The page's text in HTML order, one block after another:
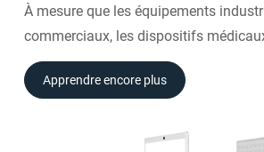
10,4 à 23&nbsp;pouces&nbsp;:
les performances d'affichage
À mesure que les équipements
commerciaux, les dispositifs
libre-service continuent d’évoluer, la
l’affichage est devenue tout aussi
Apprendre encore plus